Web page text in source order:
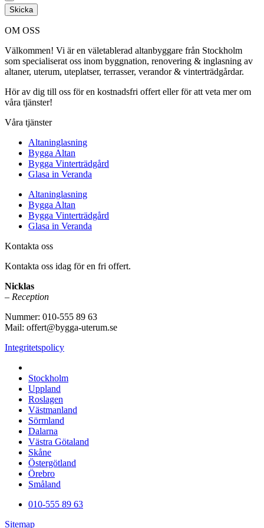
Skicka
OM OSS
Välkommen! Vi är en väletablerad altanbyggare från Stockholm
som specialiserat oss inom byggnation, renovering & inglasning av
altaner, uterum, uteplatser, terrasser, verandor & vinterträdgårdar.
Hör av dig till oss för en kostnadsfri offert eller för att veta mer om
våra tjänster!
Våra tjänster
Altaninglasning
Bygga Altan
Bygga Vinterträdgård
Glasa in Veranda
Altaninglasning
Bygga Altan
Bygga Vinterträdgård
Glasa in Veranda
Kontakta oss
Kontakta oss idag för en fri offert.
Nicklas
– Reception
Nummer: 010-555 89 63
Mail: offert@bygga-uterum.se
Integritetspolicy
Stockholm
Uppland
Roslagen
Västmanland
Sörmland
Dalarna
Västra Götaland
Skåne
Östergötland
Örebro
Småland
010-555 89 63
Sitemap